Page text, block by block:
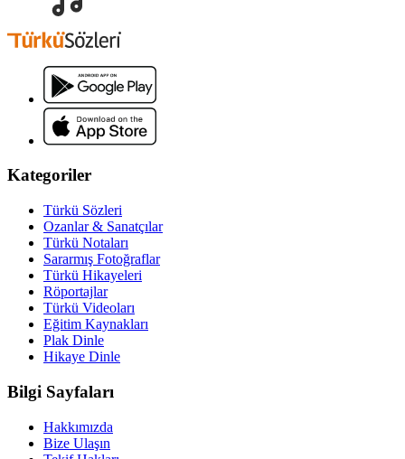
Kategoriler
Türkü Sözleri
Ozanlar & Sanatçılar
Türkü Notaları
Sararmış Fotoğraflar
Türkü Hikayeleri
Röportajlar
Türkü Videoları
Eğitim Kaynakları
Plak Dinle
Hikaye Dinle
Bilgi Sayfaları
Hakkımızda
Bize Ulaşın